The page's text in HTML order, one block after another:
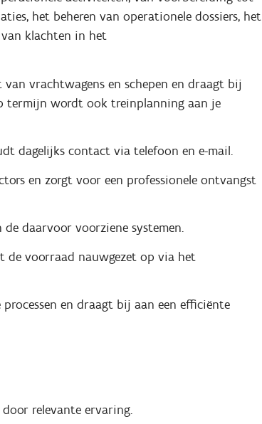
het beheren van operationele dossiers, het
klachten in het
vrachtwagens en schepen en draagt bij
termijn wordt ook treinplanning aan je
dagelijks contact via telefoon en e-mail.
en zorgt voor een professionele ontvangst
daarvoor voorziene systemen.
de voorraad nauwgezet op via het
en draagt bij aan een efficiënte
relevante ervaring.